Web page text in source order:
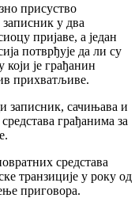
присуство
у два
пријаве, а један
потврђује да ли су
је грађанин
прихватљиве.
записник, сачињава и
грађанима за
средстава
транзиције у року од
приговора.